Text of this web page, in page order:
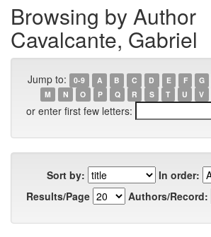
Browsing by Author
Cavalcante, Gabriel
Jump to: 0-9 A B C D E F G
M
N O P Q R S T U V
or enter first few letters:
Sort by:
In order:
Results/Page
Authors/Record: